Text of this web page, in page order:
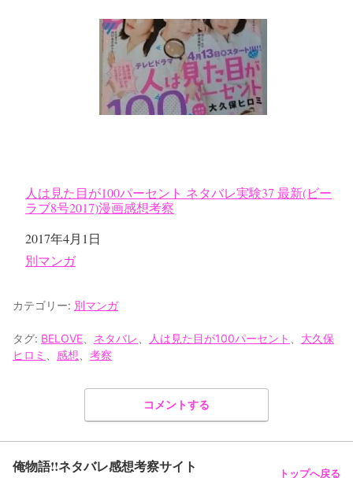
人は見た目が100パーセント ネタバレ実験37 最新(ビー
ラブ8号2017)漫画感想考察
日付
2017年4月1日
関連理由
別マンガ
カテゴリー: 別マンガ
タグ: BELOVE ネタバレ 人は見た目が100パーセント
大久保
ヒロミ
感想 考察
コメントする
俺物語!!ネタバレ感想考察サイト トップへ戻る